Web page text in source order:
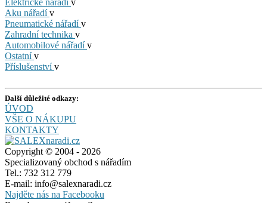
Elektrické nářadív
Aku nářadív
Pneumatické nářadív
Zahradní technika v
Automobilové nářadív
Ostatnív
Příslušenstvív
Další důležité odkazy:
ÚVOD
VŠE O NÁKUPU
KONTAKTY
Copyright © 2004 - 2026
Specializovaný obchod s nářadím
Tel.: 732 312 779
E-mail: info@salexnaradi.cz
Najděte nás na Facebooku